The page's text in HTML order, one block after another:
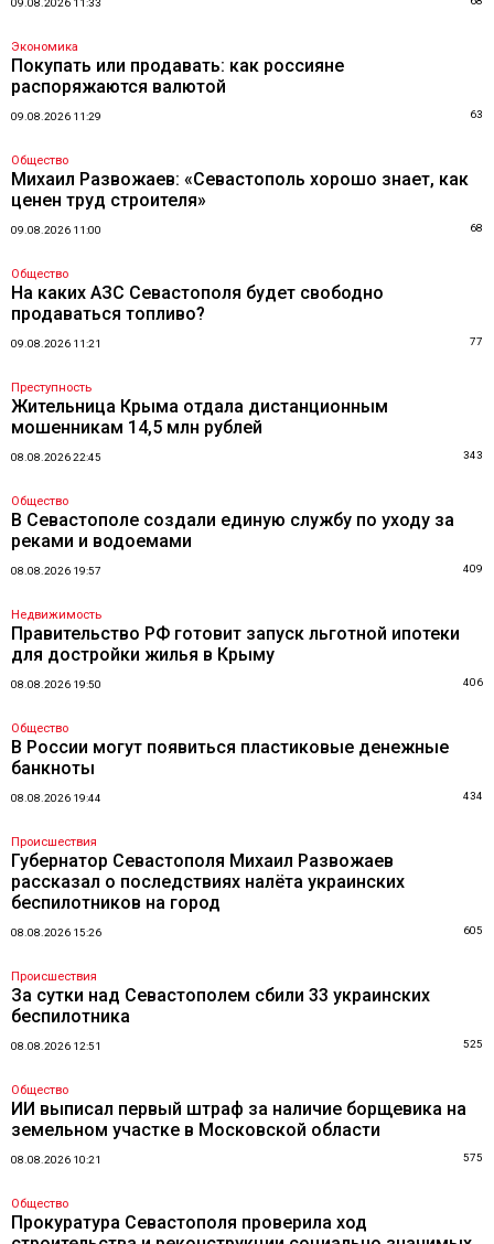
09.08.2026 11:33
Экономика
Покупать или продавать: как россияне
распоряжаются валютой
09.08.2026 11:29 63
Общество
Михаил Развожаев: «Севастополь хорошо знает, как
ценен труд строителя»
09.08.2026 11:00 68
Общество
На каких АЗС Севастополя будет свободно
продаваться топливо?
09.08.2026 11:21 77
Преступность
Жительница Крыма отдала дистанционным
мошенникам 14,5 млн рублей
08.08.2026 22:45 343
Общество
В Севастополе создали единую службу по уходу за
реками и водоемами
08.08.2026 19:57 409
Недвижимость
Правительство РФ готовит запуск льготной ипотеки
для достройки жилья в Крыму
08.08.2026 19:50 406
Общество
В России могут появиться пластиковые денежные
банкноты
08.08.2026 19:44 434
Происшествия
Губернатор Севастополя Михаил Развожаев
рассказал о последствиях налёта украинских
беспилотников на город
08.08.2026 15:26 605
Происшествия
За сутки над Севастополем сбили 33 украинских
беспилотника
08.08.2026 12:51 525
Общество
ИИ выписал первый штраф за наличие борщевика на
земельном участке в Московской области
08.08.2026 10:21 575
Общество
Прокуратура Севастополя проверила ход